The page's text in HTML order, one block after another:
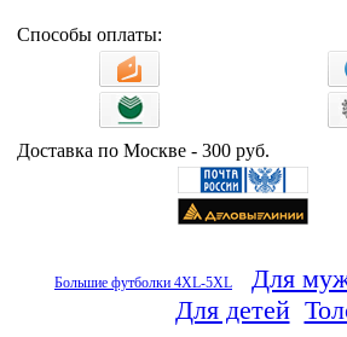
Способы оплаты:
Доставка по Москве - 300 руб.
Большие футболки 4XL-5XL Для
Для детей